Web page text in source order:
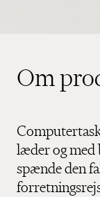
Om
læder og med
spænde den